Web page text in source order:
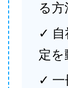
る方
✓ 自
定
✓ 一